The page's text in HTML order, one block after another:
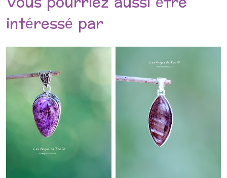
intéressé par